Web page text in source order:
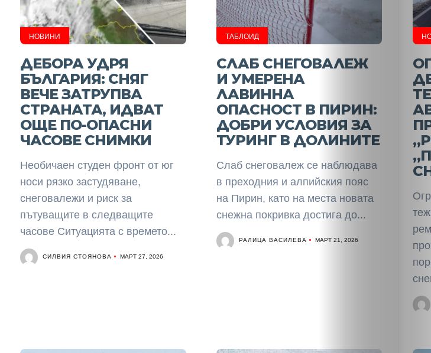
НОВИНИ
ДЕБОРА УДРЯ
БЪЛГАРИЯ: СНЯГ
ВЕЧЕ ЗАТРУПВА
СТРАНАТА, ИДВАТ
ОЩЕ ПО-ОПАСНИ
ЧАСОВЕ СНИМКИ
Необичаен студен фронт от юг
носи рязко застудяване,
снеговалежи и риск за
пътуващите в следващите
часове Ситуацията с времето...
СИЛВИЯ СТОЯНОВА МАРТ 27, 2026
ТАБЛОИД
СЛАБ СНЕГОВАЛЕЖ
И УМЕРЕНА
ЛАВИННА
ОПАСНОСТ В ПИРИН:
ДОБРИ УСЛОВИЯ ЗА
ТУРИНГ В ДОЛИНИТЕ
Слаб снеговалеж се наблюдава
в преходния и алпийския пояс
на Пирин, като на места новата
снежна покривка достига до...
РАЛИЦА ВАСИЛЕВА МАРТ 21, 2026